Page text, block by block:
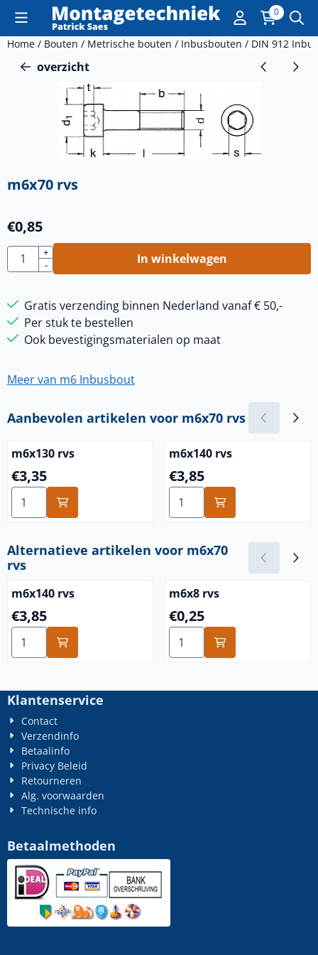
Cookievoorkeuren zijn momenteel gesloten. 0
Home / Bouten / Metrische bouten / Inbusbouten / DIN 912
overzicht
m6x70 rvs
€0,85
Aantal
+
-
In winkelwagen
Gratis verzending binnen Nederland vanaf € 50,-
Per stuk te bestellen
Ook bevestigingsmaterialen op maat
Meer van m6 Inbusbout
Aanbevolen artikelen voor m6x70 rvs
m6x130 rvs
Prijs: 3,35
€3,35
Aantal kiezen voor m6x130 rvs
m6x140 rvs
Prijs: 3,85
€3,85
Aantal kiezen voor m6x140
Alternatieve artikelen voor m6x70
rvs
m6x140 rvs
Prijs: 3,85
€3,85
Aantal kiezen voor m6x140 rvs
m6x8 rvs
Prijs: 0,25
€0,25
Aantal kiezen voor m6x8 rvs
Klantenservice
Contact
Verzendinfo
Betaalinfo
Privacy Beleid
Retourneren
Alg. voorwaarden
Technische info
Betaalmethoden